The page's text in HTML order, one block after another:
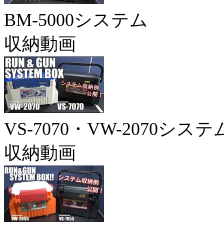
BM-5000システム
収納動画
VS-7070・VW-2070システ
収納動画